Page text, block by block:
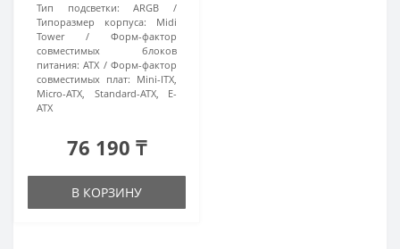
Тип подсветки:
ARGB
Типоразмер корпуса:
Midi
Tower
Форм-фактор
совместимых блоков
питания: ATX
Форм-фактор
совместимых плат: Mini-ITX,
Micro-ATX, Standard-ATX, E-
ATX
76 190 ₸
В КОРЗИНУ